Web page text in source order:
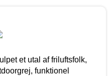
et utal af friluftsfolk,
funktionel